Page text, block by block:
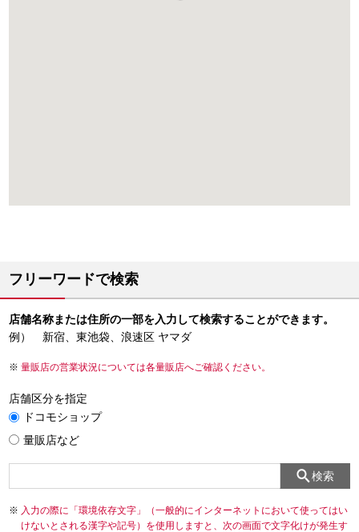
フリーワードで検索
店舗名称または住所の一部を入力して検索することができます。
例） 新宿、東池袋、浪速区 ヤマダ
量販店の営業状況については各量販店へご確認ください。
店舗区分を指定
ドコモショップ
量販店など
検索
入力の際に「環境依存文字」（一般的にインターネットにおいて使ってはい
けないとされる漢字や記号）を使用しますと、次の画面で文字化けが発生す